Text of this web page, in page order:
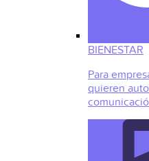
BIENESTAR
Para
quieren